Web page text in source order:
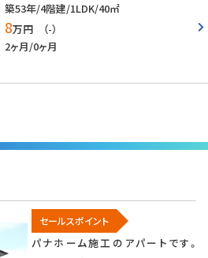
築53年/4階建/1LDK/40㎡
8万円 （-）
2ヶ月/0ヶ月
セールスポイント
パナホーム施工のアパートです。